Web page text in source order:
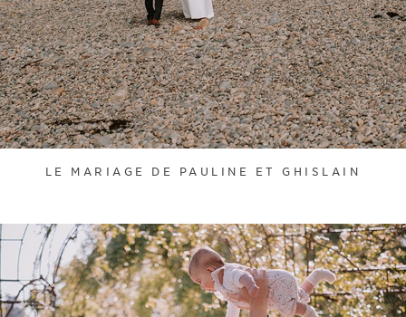
LE MARIAGE DE PAULINE ET GHISLAIN